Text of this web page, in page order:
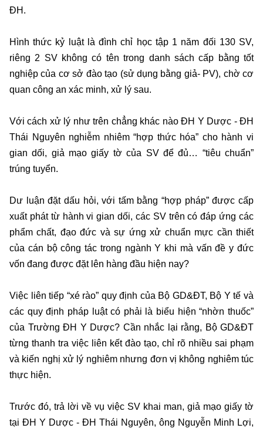
ĐH.
Hình thức kỷ luật là đình chỉ học tập 1 năm đối 130 SV,
riêng 2 SV không có tên trong danh sách cấp bằng tốt
nghiệp của cơ sở đào tạo (sử dụng bằng giả- PV), chờ cơ
quan công an xác minh, xử lý sau.
Với cách xử lý như trên chẳng khác nào ĐH Y Dược - ĐH
Thái Nguyên nghiễm nhiêm “hợp thức hóa” cho hành vi
gian dối, giả mạo giấy tờ của SV để đủ… “tiêu chuẩn”
trúng tuyển.
Dư luận đặt dấu hỏi, với tấm bằng “hợp pháp” được cấp
xuất phát từ hành vi gian dối, các SV trên có đáp ứng các
phẩm chất, đạo đức và sự ứng xử chuẩn mực cần thiết
của cán bộ công tác trong ngành Y khi mà vấn đề y đức
vốn đang được đặt lên hàng đầu hiện nay?
Việc liên tiếp “xé rào” quy định của Bộ GD&ĐT, Bộ Y tế và
các quy định pháp luật có phải là biểu hiện “nhờn thuốc”
của Trường ĐH Y Dược? Cần nhắc lại rằng, Bộ GD&ĐT
từng thanh tra việc liên kết đào tạo, chỉ rõ nhiều sai phạm
và kiến nghị xử lý nghiêm nhưng đơn vị không nghiêm túc
thực hiện.
Trước đó, trả lời về vụ việc SV khai man, giả mạo giấy tờ
tại ĐH Y Dược - ĐH Thái Nguyên, ông Nguyễn Minh Lợi,